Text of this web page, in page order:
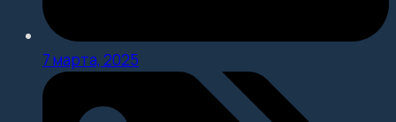
7 марта, 2025